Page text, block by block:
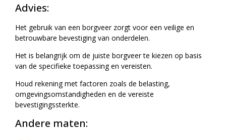
Advies:
Het gebruik van een borgveer zorgt voor een veilige en
betrouwbare bevestiging van onderdelen.
Het is belangrijk om de juiste borgveer te kiezen op basis
van de specifieke toepassing en vereisten.
Houd rekening met factoren zoals de belasting,
omgevingsomstandigheden en de vereiste
bevestigingssterkte.
Andere maten: